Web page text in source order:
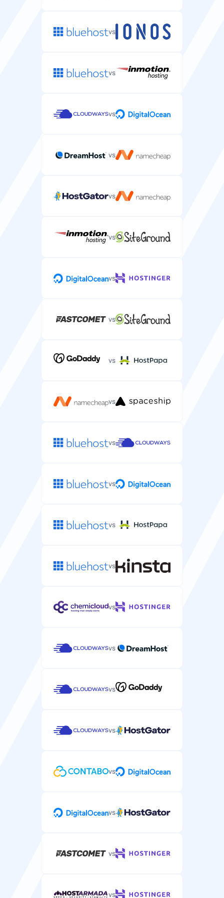
hodin
každý 7 dní
Ochrana proti DDoS
Ochrana před DDoS útoky na váš server.
Podpora
Podpora specifická pro server prostřednictvím e-mailu
nebo tiketu.
Podpora v reálném čase přes chat pro naléhavé
problémy se serverem.
Telefonická podpora pro složité problémy se
serverovým hostingem.
vs
vs
vs
vs
vs
vs
vs
vs
vs
vs
vs
vs
vs
vs
vs
vs
vs
vs
vs
vs
vs
vs